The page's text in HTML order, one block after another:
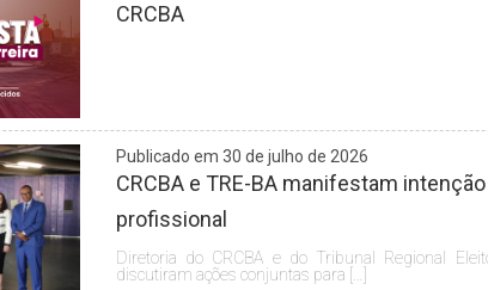
CRCBA
Publicado em 30 de julho de 2026
CRCBA e TRE-BA manifestam
profissional
Diretoria do CRCBA e do Tribunal Regional
discutiram ações conjuntas para […]